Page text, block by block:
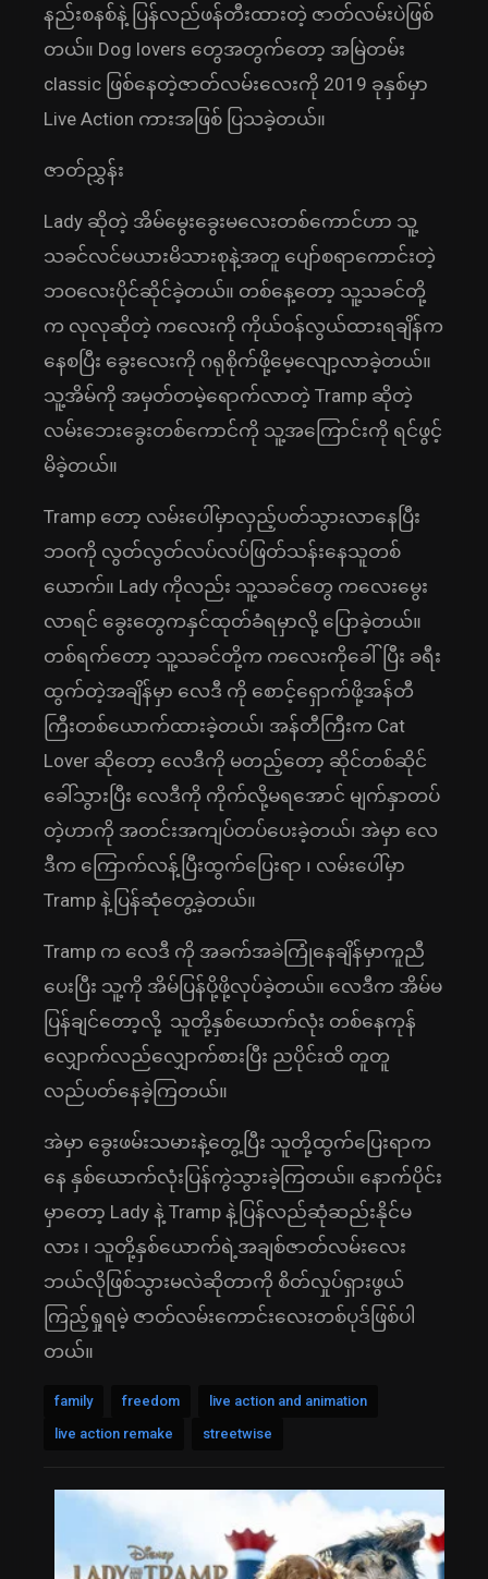
နည်းစနစ်နဲ့ ပြန်လည်ဖန်တီးထားတဲ့ ဇာတ်လမ်းပဲဖြစ်
တယ်။ Dog lovers တွေအတွက်တော့ အမြဲတမ်း
classic ဖြစ်နေတဲ့ဇာတ်လမ်းလေးကို 2019 ခုနှစ်မှာ
Live Action ကားအဖြစ် ပြသခဲ့တယ်။
ဇာတ်ညွှန်း
Lady ဆိုတဲ့ အိမ်မွေးခွေးမလေးတစ်ကောင်ဟာ သူ့
သခင်လင်မယားမိသားစုနဲ့အတူ ပျော်စရာကောင်းတဲ့
ဘဝလေးပိုင်ဆိုင်ခဲ့တယ်။ တစ်နေ့တော့ သူ့သခင်တို့
က လုလုဆိုတဲ့ ကလေးကို ကိုယ်ဝန်လွယ်ထားရချိန်က
နေစပြီး ခွေးလေးကို ဂရုစိုက်ဖို့မေ့လျော့လာခဲ့တယ်။
သူ့အိမ်ကို အမှတ်တမဲ့ရောက်လာတဲ့ Tramp ဆိုတဲ့
လမ်းဘေးခွေးတစ်ကောင်ကို သူ့အကြောင်းကို ရင်ဖွင့်
မိခဲ့တယ်။
Tramp တော့ လမ်းပေါ်မှာလှည့်ပတ်သွားလာနေပြီး
ဘဝကို လွတ်လွတ်လပ်လပ်ဖြတ်သန်းနေသူတစ်
ယောက်။ ‌Lady ကိုလည်း သူ့သခင်တွေ ကလေးမွေး
လာရင် ခွေးတွေကနှင်ထုတ်ခံရမှာလို့ ပြောခဲ့တယ်။
တစ်ရက်တော့ သူ့သခင်တို့က ကလေး‌ကိုခေါ်ပြီး ခရီး
ထွက်တဲ့အချိန်မှာ လေဒီ ကို စောင့်ရှောက်ဖို့အန်တီ
ကြီးတစ်ယောက်ထားခဲ့တယ်၊ အန်တီကြီးက Cat
Lover ‌ဆိုတော့ လေဒီကို မတည့်တော့ ဆိုင်တစ်ဆိုင်
ခေါ်သွားပြီး လေဒီကို ကိုက်လို့မရအောင် မျက်နှာတပ်
တဲ့ဟာကို အတင်းအကျပ်တပ်ပေးခဲ့တယ်၊ အဲမှာ လေ
ဒီက ကြောက်လန့်ပြီးထွက်ပြေးရာ ၊ လမ်းပေါ်မှာ
Tramp နဲ့ပြန်ဆုံတွေ့ခဲ့တယ်။
Tramp က လေဒီ ကို အခက်အခဲကြုံနေချိန်မှာကူညီ
ပေးပြီး သူ့ကို အိမ်ပြန်ပို့ဖို့လုပ်ခဲ့တယ်။ လေဒီက အိမ်မ
ပြန်ချင်တော့လို့ သူတို့နှစ်ယောက်လုံး တစ်နေကုန်
လျှောက်လည်လျှောက်စားပြီး ညပိုင်းထိ တူတူ
လည်ပတ်နေခဲ့ကြတယ်။
အဲမှာ ခွေးဖမ်းသမားနဲ့တွေ့ပြီး သူတို့ထွက်ပြေးရာက
နေ နှစ်ယောက်လုံးပြန်ကွဲသွားခဲ့ကြတယ်။ နောက်ပိုင်း
မှာတော့ Lady နဲ့ Tramp နဲ့ပြန်လည်ဆုံဆည်းနိုင်မ
လား ၊ သူတို့နှစ်ယောက်ရဲ့အချစ်ဇာတ်လမ်းလေး
ဘယ်လိုဖြစ်သွားမလဲဆိုတာကို စိတ်လှုပ်ရှားဖွယ်
ကြည့်ရှုရမဲ့ ဇာတ်လမ်းကောင်းလေးတစ်ပုဒ်ဖြစ်ပါ
တယ်။
family freedom
live action and animation
live action remake
streetwise